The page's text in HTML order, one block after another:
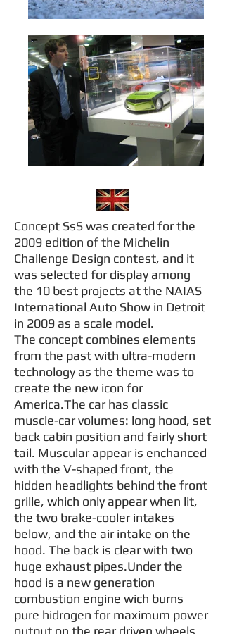
Concept SsS was created for the
2009 edition of the Michelin
Challenge Design contest, and it
was selected for display among
the 10 best projects at the NAIAS
International Auto Show in Detroit
in 2009 as a scale model.
The concept combines elements
from the past with ultra-modern
technology as the theme was to
create the new icon for
America.The car has classic
muscle-car volumes: long hood, set
back cabin position and fairly short
tail. Muscular appear is enchanced
with the V-shaped front, the
hidden headlights behind the front
grille, which only appear when lit,
the two brake-cooler intakes
below, and the air intake on the
hood. The back is clear with two
huge exhaust pipes.Under the
hood is a new generation
combustion engine wich burns
pure hidrogen for maximum power
output on the rear driven wheels.